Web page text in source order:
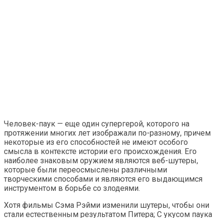
Человек-паук — еще один супергерой, которого на
протяжении многих лет изображали по-разному, причем
некоторые из его способностей не имеют особого
смысла в контексте истории его происхождения. Его
наиболее знаковым оружием являются веб-шутеры,
которые были переосмыслены различными
творческими способами и являются его выдающимся
инструментом в борьбе со злодеями.
Хотя фильмы Сэма Рэйми изменили шутеры, чтобы они
стали естественным результатом Питера; С укусом паука